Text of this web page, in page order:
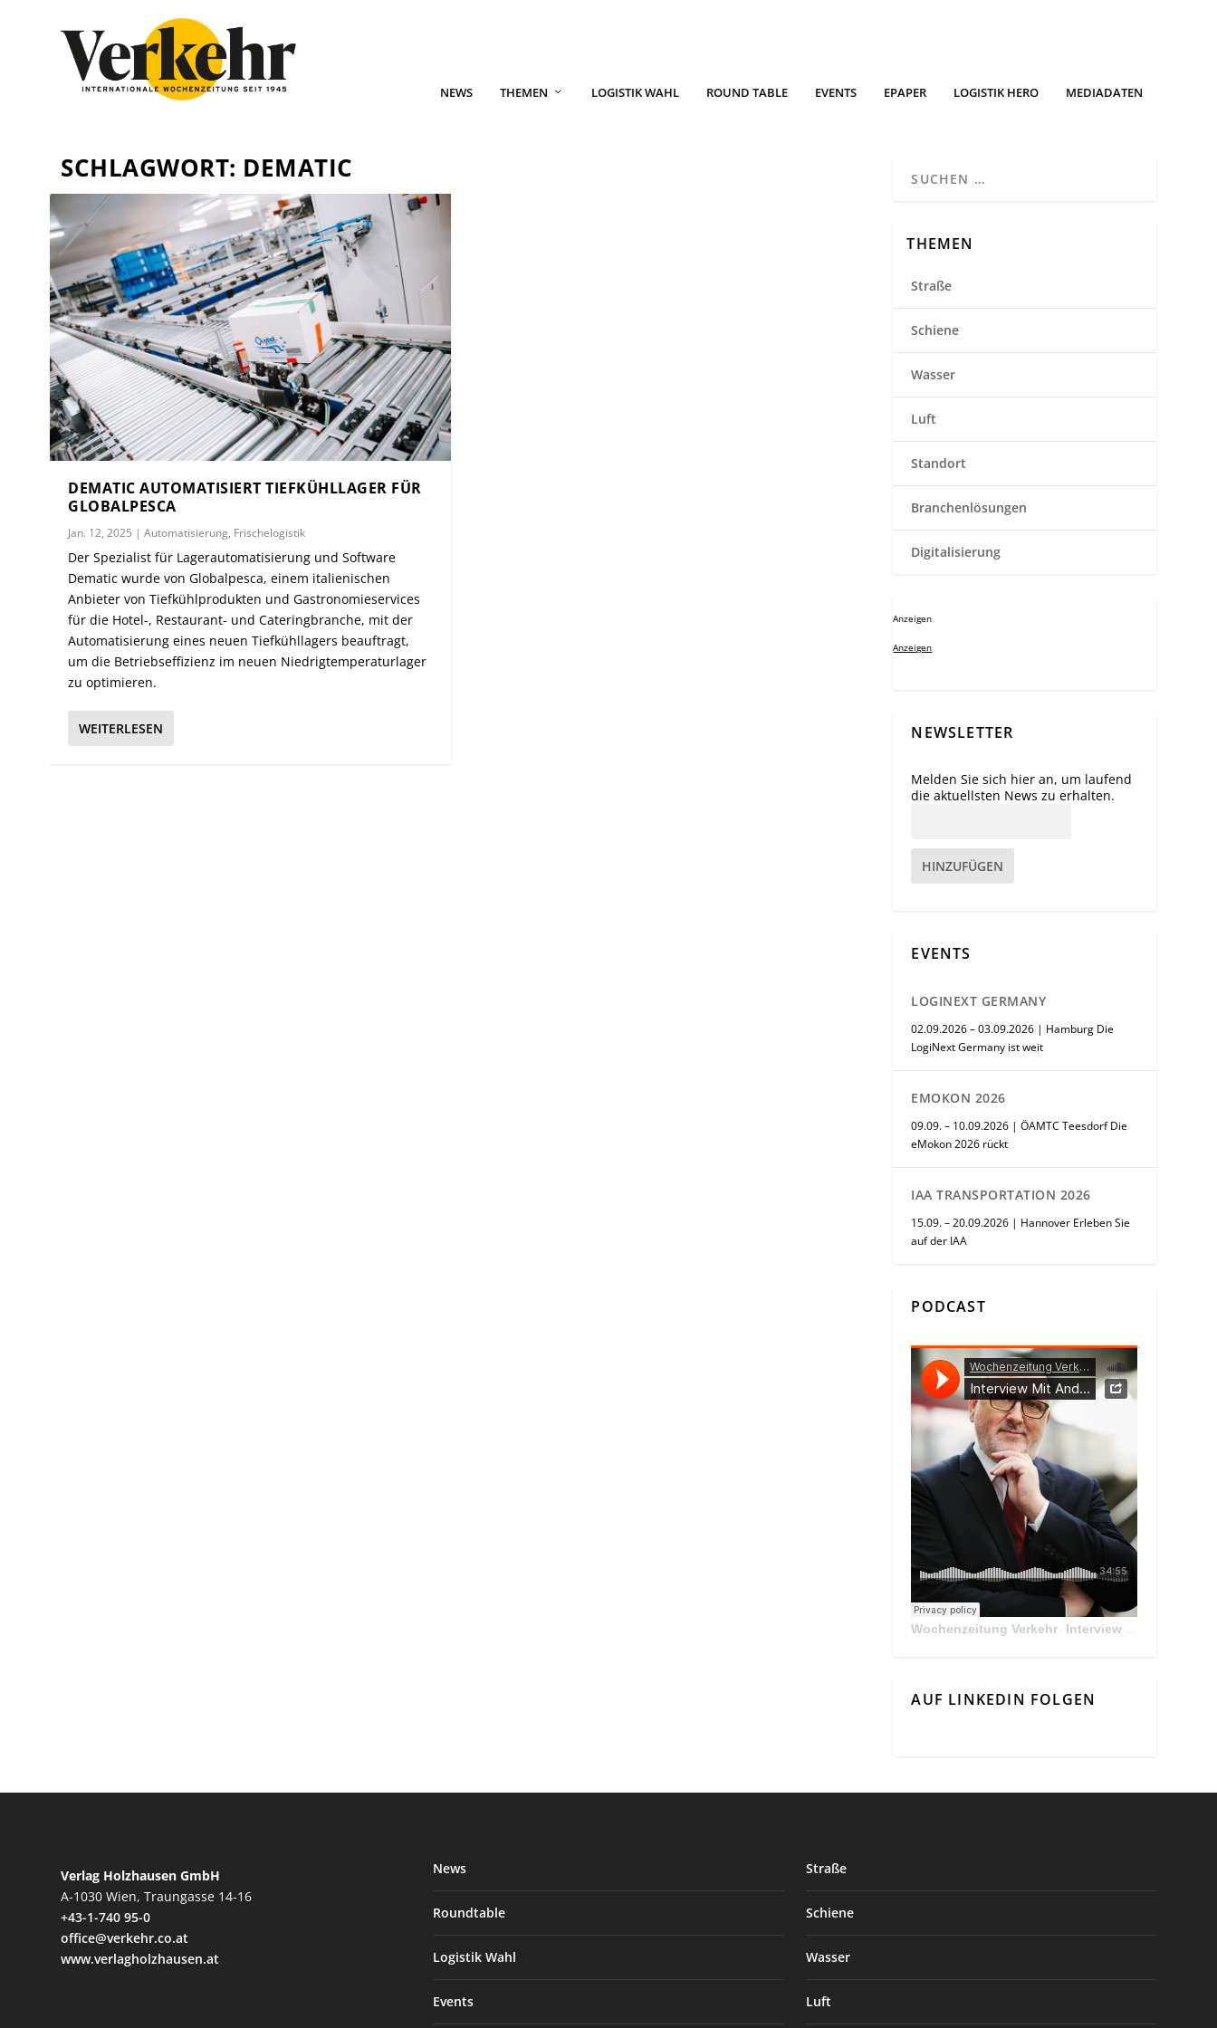
NEWS THEMEN LOGISTIK WAHL ROUND TABLE EVENTS EPAPER LOGISTIK HERO MEDIADATEN
SCHLAGWORT: DEMATIC
DEMATIC AUTOMATISIERT TIEFKÜHLLAGER FÜR
GLOBALPESCA
Jan. 12, 2025 |Automatisierung, Frischelogistik
Der Spezialist für Lagerautomatisierung und Software
Dematic wurde von Globalpesca, einem italienischen
Anbieter von Tiefkühlprodukten und Gastronomieservices
für die Hotel-, Restaurant- und Cateringbranche, mit der
Automatisierung eines neuen Tiefkühllagers beauftragt,
um die Betriebseffizienz im neuen Niedrigtemperaturlager
zu optimieren.
WEITERLESEN
THEMEN
Straße
Schiene
Wasser
Luft
Standort
Branchenlösungen
Digitalisierung
Anzeigen
Anzeigen
NEWSLETTER
Melden Sie sich hier an, um laufend
die aktuellsten News zu erhalten.
HINZUFÜGEN
EVENTS
LOGINEXT GERMANY
02.09.2026 – 03.09.2026 | Hamburg Die
LogiNext Germany ist weit
EMOKON 2026
09.09. – 10.09.2026 | ÖAMTC Teesdorf Die
eMokon 2026 rückt
IAA TRANSPORTATION 2026
15.09. – 20.09.2026 | Hannover Erleben Sie
auf der IAA
PODCAST
Wochenzeitung Verkehr · Interview Mit Andreas Matthä, CEO der ÖBB Holding
AUF LINKEDIN FOLGEN
Verlag Holzhausen GmbH
A-1030 Wien, Traungasse 14-16
+43-1-740 95-0
office@verkehr.co.at
www.verlagholzhausen.at
News
Roundtable
Logistik Wahl
Events
Straße
Schiene
Wasser
Luft